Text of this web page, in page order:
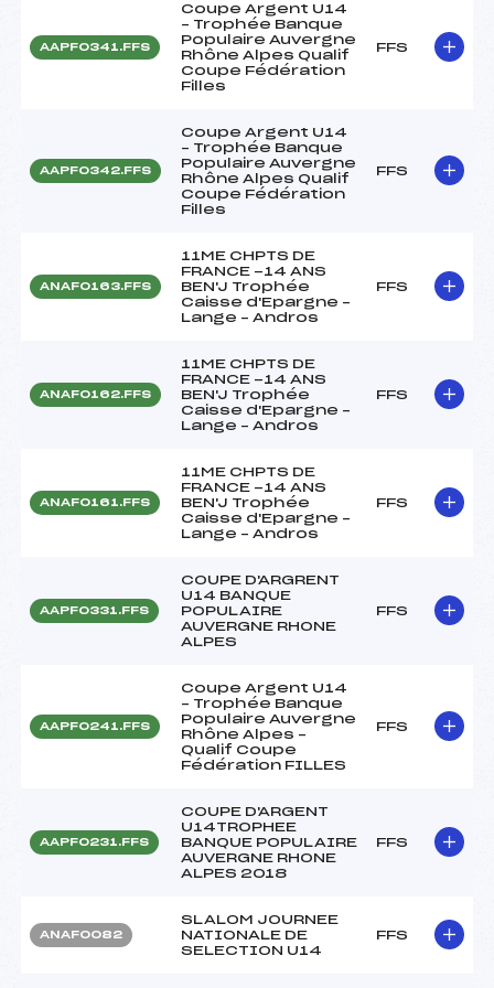
AAPF0341.FFS
Coupe Argent U14
– Trophée Banque
Populaire Auvergne
Rhône Alpes Qualif
Coupe Fédération
Filles
FFS
AAPF0342.FFS
Coupe Argent U14
– Trophée Banque
Populaire Auvergne
Rhône Alpes Qualif
Coupe Fédération
Filles
FFS
ANAF0163.FFS
11ME CHPTS DE
FRANCE -14 ANS
BEN'J Trophée
Caisse d'Epargne –
Lange – Andros
FFS
ANAF0162.FFS
11ME CHPTS DE
FRANCE -14 ANS
BEN'J Trophée
Caisse d'Epargne –
Lange – Andros
FFS
ANAF0161.FFS
11ME CHPTS DE
FRANCE -14 ANS
BEN'J Trophée
Caisse d'Epargne –
Lange – Andros
FFS
AAPF0331.FFS
COUPE D'ARGRENT
U14 BANQUE
POPULAIRE
AUVERGNE RHONE
ALPES
FFS
AAPF0241.FFS
Coupe Argent U14
– Trophée Banque
Populaire Auvergne
Rhône Alpes –
Qualif Coupe
Fédération FILLES
FFS
AAPF0231.FFS
COUPE D'ARGENT
U14TROPHEE
BANQUE POPULAIRE
AUVERGNE RHONE
ALPES 2018
FFS
ANAF0082
SLALOM JOURNEE
NATIONALE DE
SELECTION U14
FFS